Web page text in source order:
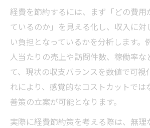
現場主導で進める訪問看護
ク
訪問看護の人件費率を最適化す
訪問看護の人件費率平均と最
ト
人件費率を下げて訪問看護の
訪問看護で適正な人員配置と
経費を節約するには、まず「どの費用
ているのか」を見える化し、収入に
い負担となっているかを分析します。
人当たりの売上や訪問件数、稼働率な
て、現状の収支バランスを数値で可視
れにより、感覚的なコストカットでは
善策の立案が可能となります。
実際に経費節約策を考える際は、無理